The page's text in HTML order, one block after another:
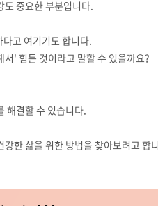
도 중요한 부분입니다.
고 여기기도 합니다.
' 힘든 것이라고 말할 수 있을까요?
해결할 수 있습니다.
강한 삶을 위한 방법을 찾아보려고 합